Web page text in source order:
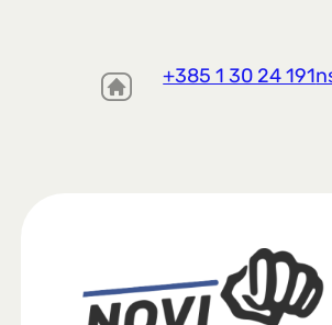
+385 1 30 24 191